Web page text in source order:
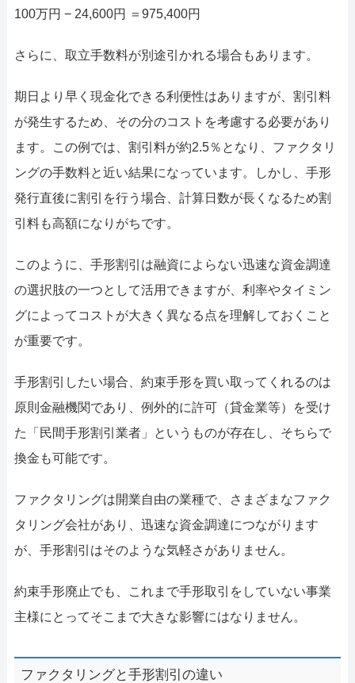
100万円 − 24,600円 ＝975,400円
さらに、取立手数料が別途引かれる場合もあります。
期日より早く現金化できる利便性はありますが、割引料
が発生するため、その分のコストを考慮する必要があり
ます。この例では、割引料が約2.5％となり、ファクタリ
ングの手数料と近い結果になっています。しかし、手形
発行直後に割引を行う場合、計算日数が長くなるため割
引料も高額になりがちです。
このように、手形割引は融資によらない迅速な資金調達
の選択肢の一つとして活用できますが、利率やタイミン
グによってコストが大きく異なる点を理解しておくこと
が重要です。
手形割引したい場合、約束手形を買い取ってくれるのは
原則金融機関であり、例外的に許可（貸金業等）を受け
た「民間手形割引業者」というものが存在し、そちらで
換金も可能です。
ファクタリングは開業自由の業種で、さまざまなファク
タリング会社があり、迅速な資金調達につながります
が、手形割引はそのような気軽さがありません。
約束手形廃止でも、これまで手形取引をしていない事業
主様にとってそこまで大きな影響にはなりません。
ファクタリングと手形割引の違い